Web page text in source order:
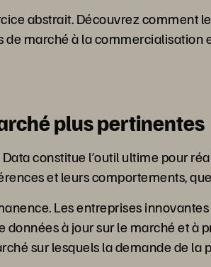
abstrait. Découvrez
marché à la
plus pertinentes
Data constitue l’outil ultime pour
et leurs comportements,
Les entreprises
données à jour sur le marché et
sur lesquels la demande de la